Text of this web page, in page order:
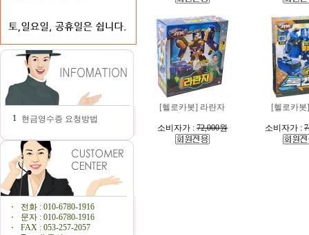
1 현금영수증 요청방법
전화 : 010-6780-1916
문자 : 010-6780-1916
FAX : 053-257-2057
[헬로카봇] 라란자
소비자가 : 72,000원
[헬로카
소비자가 :